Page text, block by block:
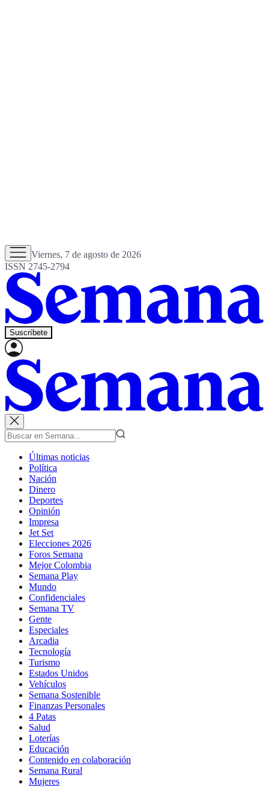
Viernes, 7 de agosto de 2026
ISSN 2745-2794
Suscríbete
Últimas noticias
Política
Nación
Dinero
Deportes
Opinión
Impresa
Jet Set
Elecciones 2026
Foros Semana
Mejor Colombia
Semana Play
Mundo
Confidenciales
Semana TV
Gente
Especiales
Arcadia
Tecnología
Turismo
Estados Unidos
Vehículos
Semana Sostenible
Finanzas Personales
4 Patas
Salud
Loterías
Educación
Contenido en colaboración
Semana Rural
Mujeres